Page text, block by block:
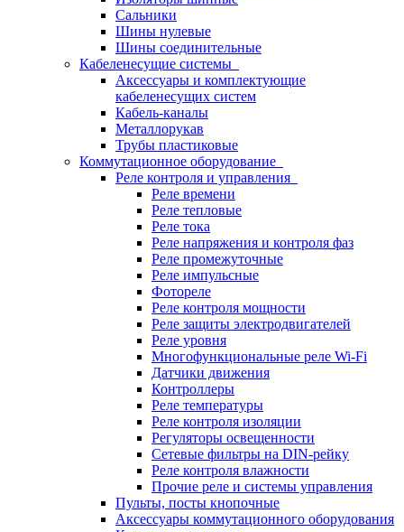
Сальники
Шины нулевые
Шины соединительные
Кабеленесущие системы
Аксессуары и комплектующие
кабеленесущих систем
Кабель-каналы
Металлорукав
Трубы пластиковые
Коммутационное оборудование
Реле контроля и управления
Реле времени
Реле тепловые
Реле тока
Реле напряжения и контроля фаз
Реле промежуточные
Реле импульсные
Фотореле
Реле контроля мощности
Реле защиты электродвигателей
Реле уровня
Многофункциональные реле Wi-Fi
Датчики движения
Контроллеры
Реле температуры
Реле контроля изоляции
Регуляторы освещенности
Сетевые фильтры на DIN-рейку
Реле контроля влажности
Прочие реле и системы управления
Пульты, посты кнопочные
Аксессуары коммутационного оборудования